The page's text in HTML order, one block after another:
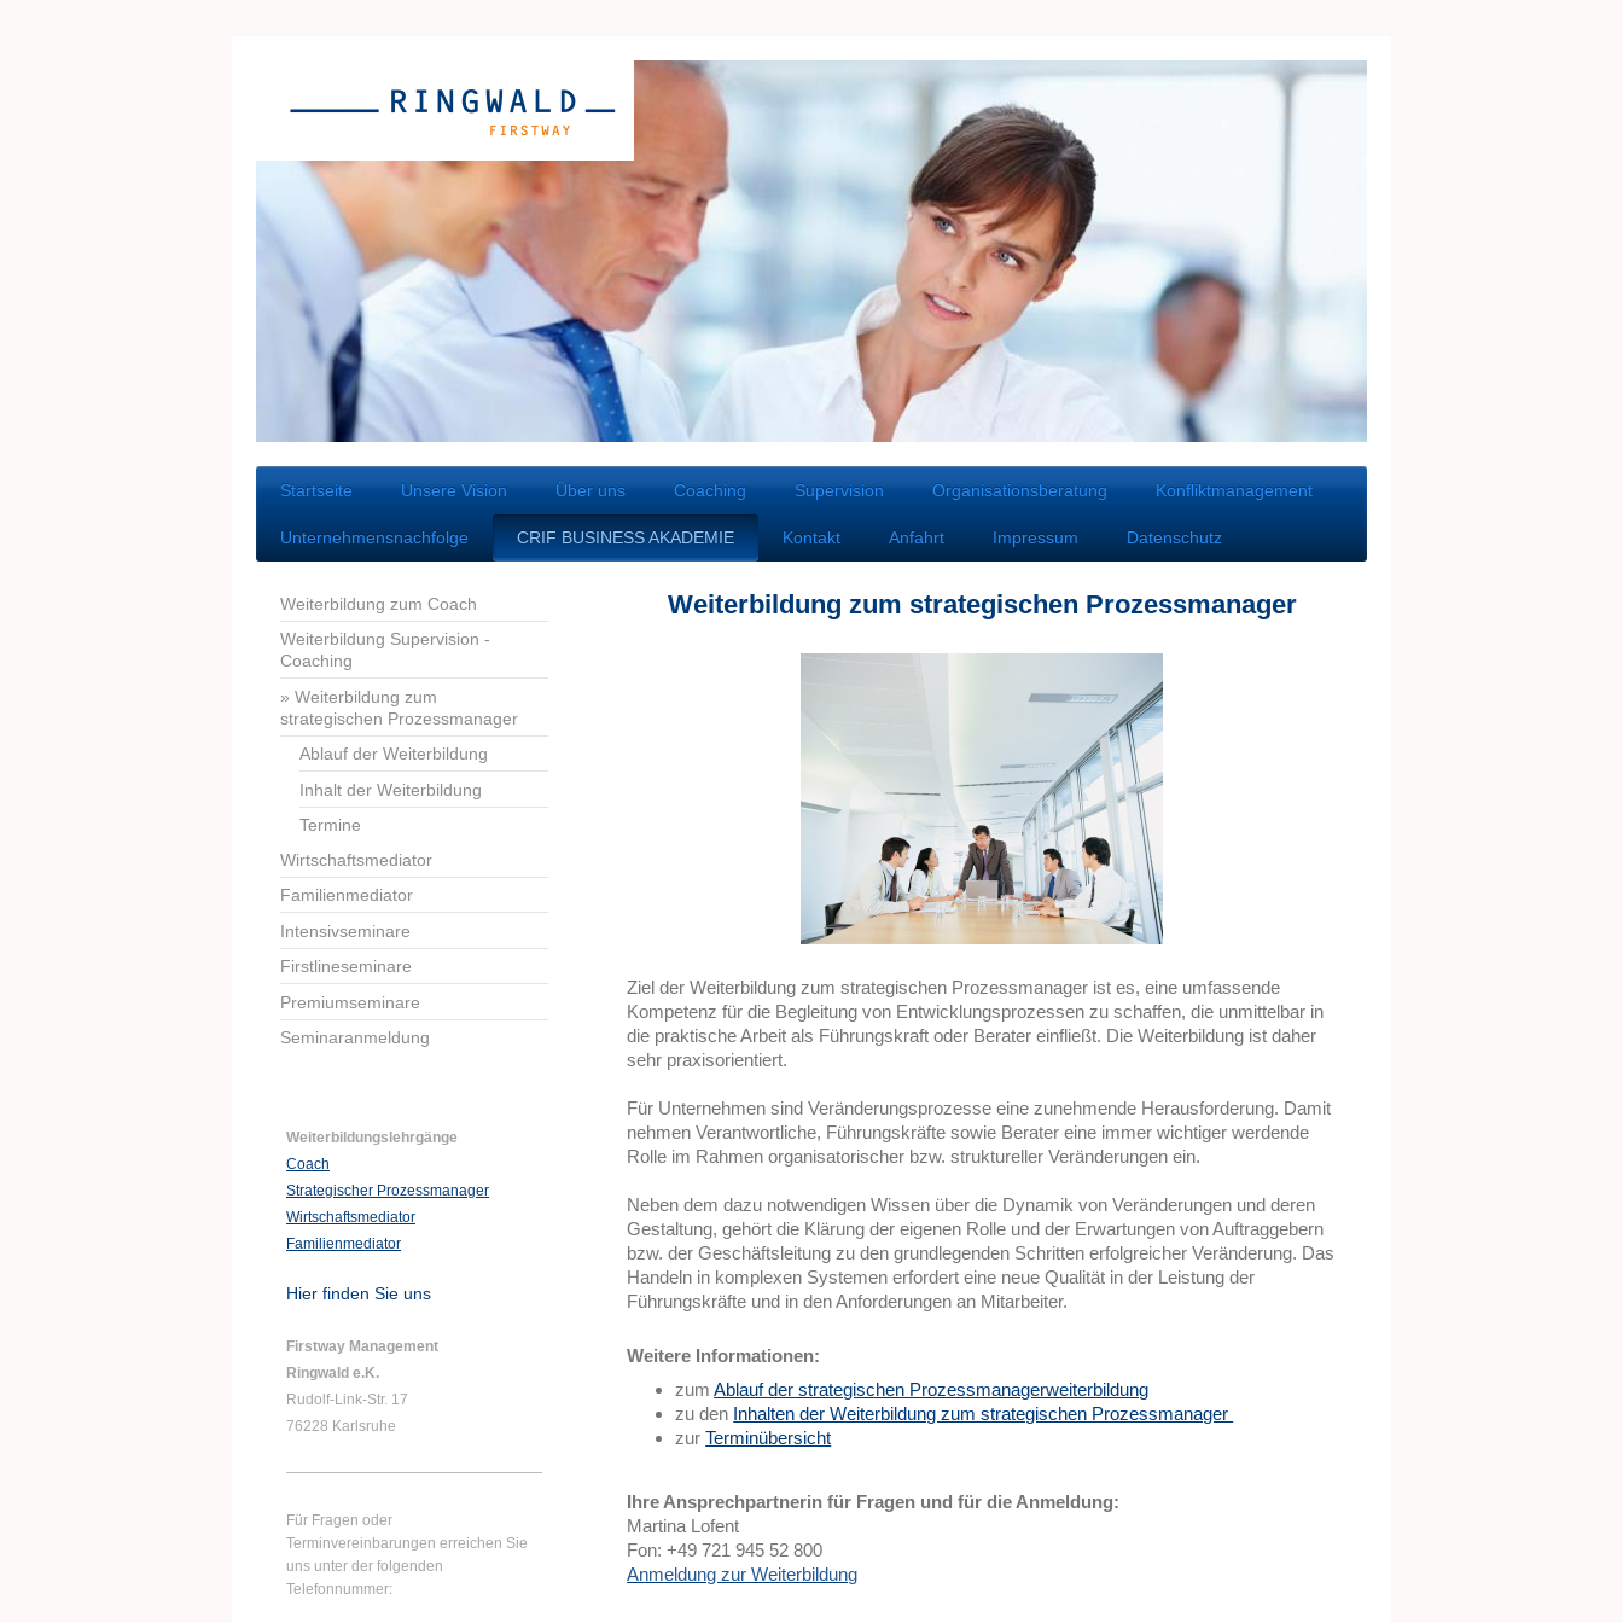
Startseite Unsere Vision Über uns Coaching Supervision Organisationsberatung Konfliktmanagement
Unternehmensnachfolge CRIF BUSINESS AKADEMIE Kontakt Anfahrt Impressum Datenschutz
Weiterbildung zum strategischen Prozessmanager
Ziel der Weiterbildung zum strategischen Prozessmanager ist es, eine umfassende
Kompetenz für die Begleitung von Entwicklungsprozessen zu schaffen, die unmittelbar in
die praktische Arbeit als Führungskraft oder Berater einfließt. Die Weiterbildung ist daher
sehr praxisorientiert.
Für Unternehmen sind Veränderungsprozesse eine zunehmende Herausforderung. Damit
nehmen Verantwortliche, Führungskräfte sowie Berater eine immer wichtiger werdende
Rolle im Rahmen organisatorischer bzw. struktureller Veränderungen ein.
Neben dem dazu notwendigen Wissen über die Dynamik von Veränderungen und deren
Gestaltung, gehört die Klärung der eigenen Rolle und der Erwartungen von Auftraggebern
bzw. der Geschäftsleitung zu den grundlegenden Schritten erfolgreicher Veränderung. Das
Handeln in komplexen Systemen erfordert eine neue Qualität in der Leistung der
Führungskräfte und in den Anforderungen an Mitarbeiter.
Weitere Informationen:
zumAblauf der strategischen Prozessmanagerweiterbildung
zu den Inhalten der Weiterbildung zum strategischen Prozessmanager
zurTerminübersicht
Ihre Ansprechpartnerin für Fragen und für die Anmeldung:
Martina Lofent
Fon: +49 721 945 52 800
Anmeldung zur Weiterbildung
Weiterbildung zum Coach
Weiterbildung Supervision -
Coaching
Weiterbildung zum
strategischen Prozessmanager
Ablauf der Weiterbildung
Inhalt der Weiterbildung
Termine
Wirtschaftsmediator
Familienmediator
Intensivseminare
Firstlineseminare
Premiumseminare
Seminaranmeldung
Weiterbildungslehrgänge
Coach
Strategischer Prozessmanager
Wirtschaftsmediator
Familienmediator
Hier finden Sie uns
Firstway Management
Ringwald e.K.
Rudolf-Link-Str. 17
76228 Karlsruhe
Für Fragen oder
Terminvereinbarungen erreichen Sie
uns unter der folgenden
Telefonnummer: